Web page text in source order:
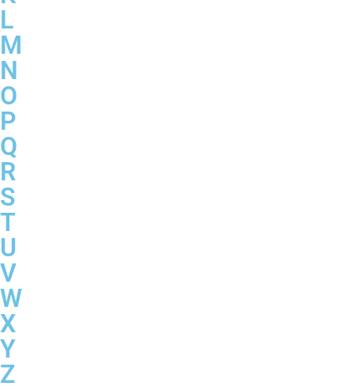
L
M
N
O
P
Q
R
S
T
U
V
W
X
Y
Z